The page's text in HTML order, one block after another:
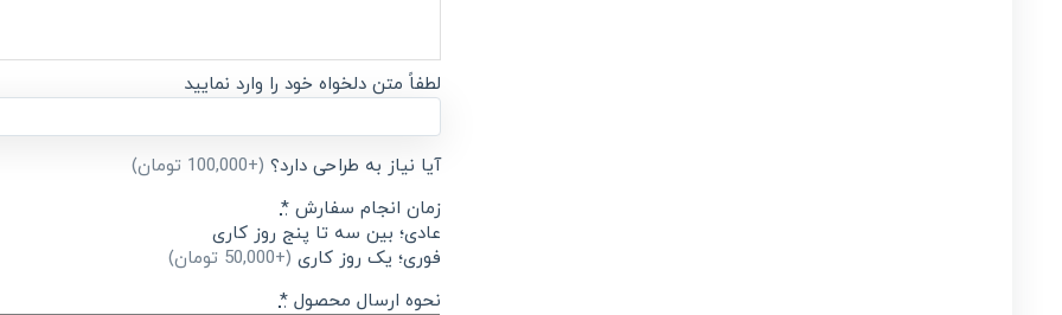
لطفاً متن دلخواه خود را وارد نمایید
آیا نیاز به طراحی دارد؟ (+100,000 تومان)
زمان انجام سفارش *
عادی؛ بین سه تا پنج روز کاری
فوری؛ یک روز کاری (+50,000 تومان)
نحوه ارسال محصول *